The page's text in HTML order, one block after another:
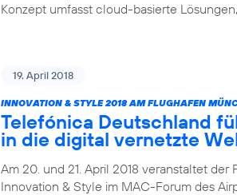
Konzept umfasst cloud-basierte
19. April 2018
INNOVATION & STYLE 2018 AM FLUGHAFEN
Telefónica Deutschland
in die digital vernetzte
Am 20. und 21. April 2018 veranstaltet
Innovation & Style im MAC-Forum des